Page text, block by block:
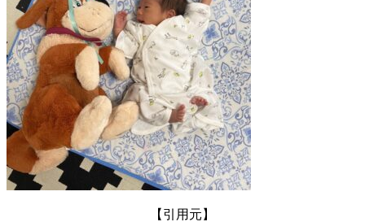
【引用元】